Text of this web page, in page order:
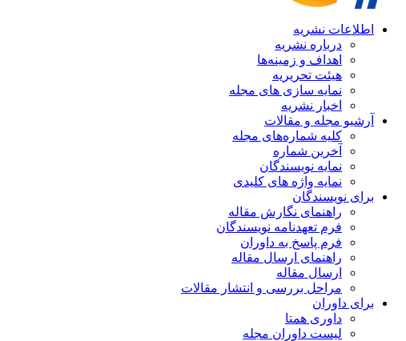
اطلاعات نشریه
درباره نشریه
اهداف و زمینه‌ها
هیئت تحریریه
نمایه سازی های مجله
اخبار نشریه
آرشیو مجله و مقالات
کلیه شماره‌های مجله
آخرین شماره
نمایه نویسندگان
نمایه واژه های کلیدی
برای نویسندگان
راهنمای نگارش مقاله
فرم تعهدنامه نویسندگان
فرم پاسخ به داوران
راهنمای ارسال مقاله
ارسال مقاله
مراحل بررسی و انتشار مقالات
برای داوران
داوری همتا
لیست داوران مجله